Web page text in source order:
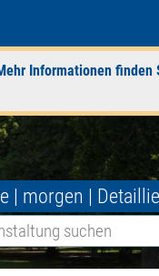
Informationen finden
| morgen |